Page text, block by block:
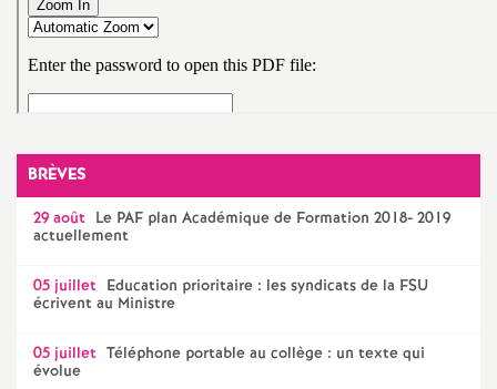
n
s
d
BRÈVES
29 août Le PAF plan Académique de Formation 2018- 2019
actuellement
05 juillet Education prioritaire : les syndicats de la FSU
écrivent au Ministre
05 juillet Téléphone portable au collège : un texte qui
évolue